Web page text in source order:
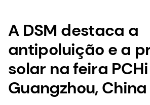
A DSM destaca a
antipoluição e a
solar na feira
Guangzhou, China